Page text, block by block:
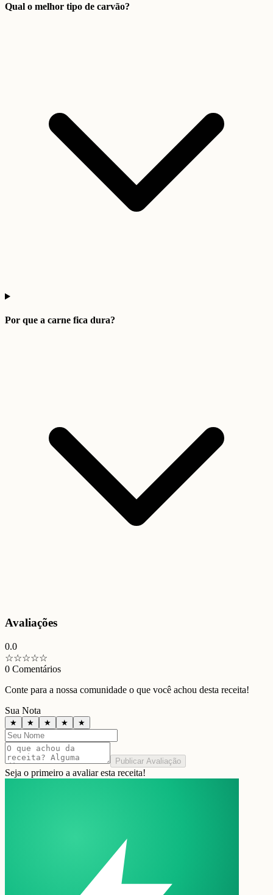
Qual o melhor tipo de carvão?
Por que a carne fica dura?
Avaliações
0.0
☆☆☆☆☆
0 Comentários
Conte para a nossa comunidade o que você achou desta receita!
Sua Nota
★ ★ ★ ★ ★
Publicar Avaliação
Seja o primeiro a avaliar esta receita!